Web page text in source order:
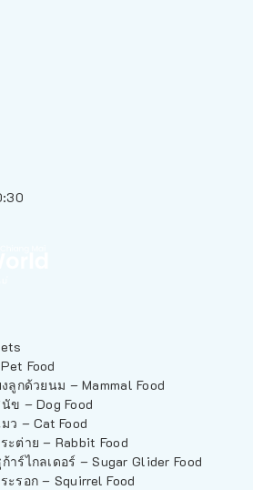
Food
ลูกด้วยนม – Mammal Food
ข – Dog Food
ว – Cat Food
ะต่าย – Rabbit Food
าร์ไกลเดอร์ – Sugar Glider Food
ะรอก – Squirrel Food